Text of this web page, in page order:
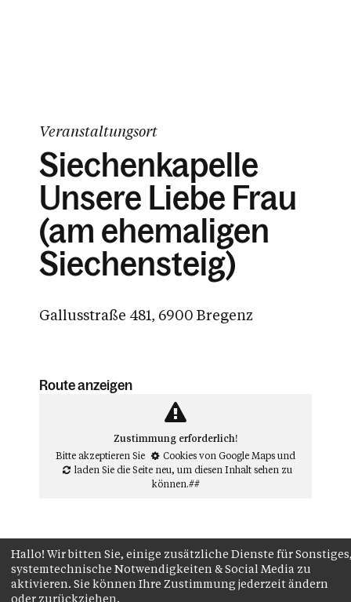
Veranstaltungsort
Siechenkapelle
Unsere Liebe Frau
(am ehemaligen
Siechensteig)
Gallusstraße 481, 6900 Bregenz
Route anzeigen
Zustimmung erforderlich!
Bitte akzeptieren Sie
Cookies von Google Mapsund
laden Sie die Seite neu, um diesen Inhalt sehen zu
können.##
Hallo! Wir bitten Sie, einige zusätzliche Dienste für
systemtechnische Notwendigkeiten & Social Media zu
aktivieren. Sie können Ihre Zustimmung jederzeit ändern
oder zurückziehen.